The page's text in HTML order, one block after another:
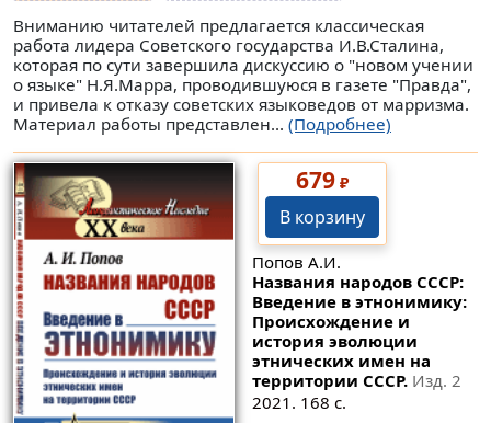
Вниманию читателей предлагается классическая
работа лидера Советского государства И.В.Сталина,
которая по сути завершила дискуссию о "новом учении
о языке" Н.Я.Марра, проводившуюся в газете "Правда",
и привела к отказу советских языковедов от марризма.
Материал работы представлен... (Подробнее)
679₽
В корзину
Попов А.И.
Названия народов СССР:
Введение в этнонимику:
Происхождение и
история эволюции
этнических имен на
территории СССР. Изд. 2
2021. 168 с.